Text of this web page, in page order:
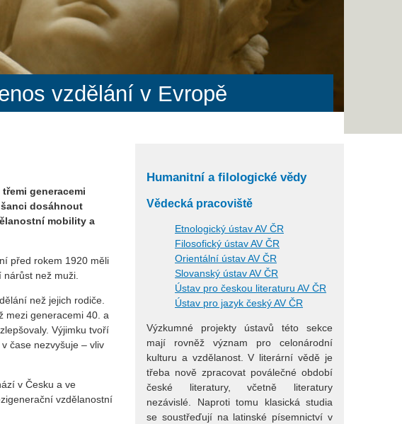
vzdělání v Evropě
generacemi
dosáhnout
mobility a
před rokem 1920 měli
než muži.
než jejich rodiče.
mezi generacemi 40. a
Výjimku tvoří
čase nezvyšuje – vliv
v Česku a ve
vzdělanostní
Humanitní a filologické vědy
Vědecká pracoviště
Etnologický ústav AV ČR
Filosofický ústav AV ČR
Orientální ústav AV ČR
Slovanský ústav AV ČR
Ústav pro českou literaturu AV ČR
Ústav pro jazyk český AV ČR
Výzkumné projekty ústavů této sekce
mají rovněž význam pro celonárodní
kulturu a vzdělanost. V literární vědě je
třeba nově zpracovat poválečné období
české literatury, včetně literatury
nezávislé. Naproti tomu klasická studia
se soustřeďují na latinské písemnictví v